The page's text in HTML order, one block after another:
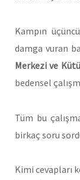
Kampın
damga vuran
Merkezi ve
bedensel
Tüm bu
birkaç soru
Kimi cevapları